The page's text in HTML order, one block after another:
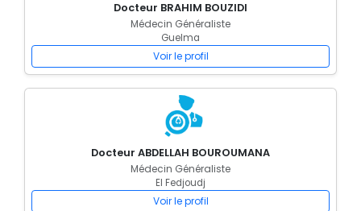
Docteur BRAHIM BOUZIDI
Médecin Généraliste
Guelma
Voir le profil
Docteur ABDELLAH BOUROUMANA
Médecin Généraliste
El Fedjoudj
Voir le profil